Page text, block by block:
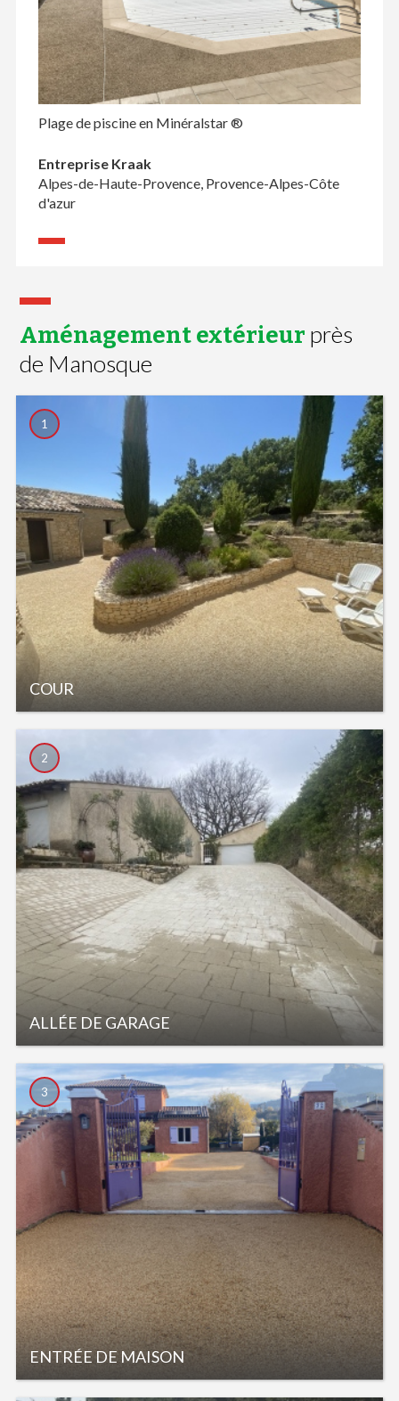
Plage de piscine en Minéralstar ®
Entreprise Kraak
Alpes-de-Haute-Provence, Provence-Alpes-Côte
d'azur
Aménagement extérieur près
de Manosque
COUR
1
ALLÉE DE GARAGE
2
ENTRÉE DE MAISON
3